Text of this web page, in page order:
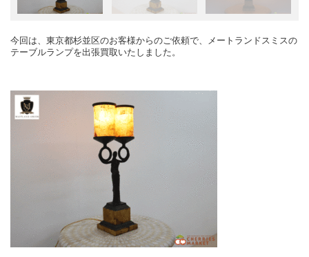
今回は、東京都杉並区のお客様からのご依頼で、メートランドスミスの
テーブルランプを出張買取いたしました。